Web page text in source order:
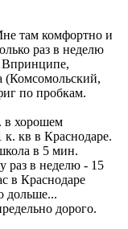
там комфортно и
раз в неделю
Впринципе,
(Комсомольский,
по пробкам.
в хорошем
к. кв в Краснодаре.
в 5 мин.
раз в неделю - 15
в Краснодаре
дольше...
дорого.